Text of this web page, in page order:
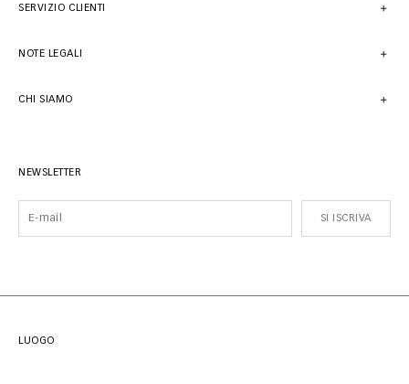
SERVIZIO CLIENTI
NOTE LEGALI
CHI SIAMO
NEWSLETTER
SI ISCRIVA
LUOGO